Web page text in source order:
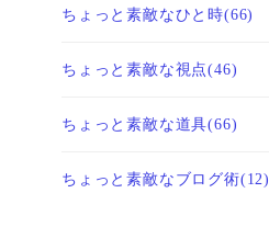
ちょっと素敵なひと時(66)
ちょっと素敵な視点(46)
ちょっと素敵な道具(66)
ちょっと素敵なブログ術(12)